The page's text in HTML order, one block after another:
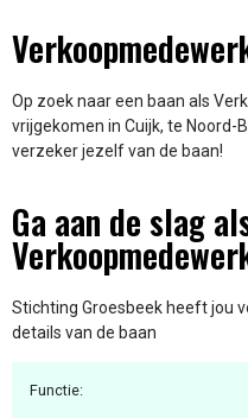
Op zoek naar een baan als
vrijgekomen in Cuijk, te Noord-
verzeker jezelf van de baan!
Ga aan de slag
Stichting Groesbeek heeft jou
details van de baan
Functie: